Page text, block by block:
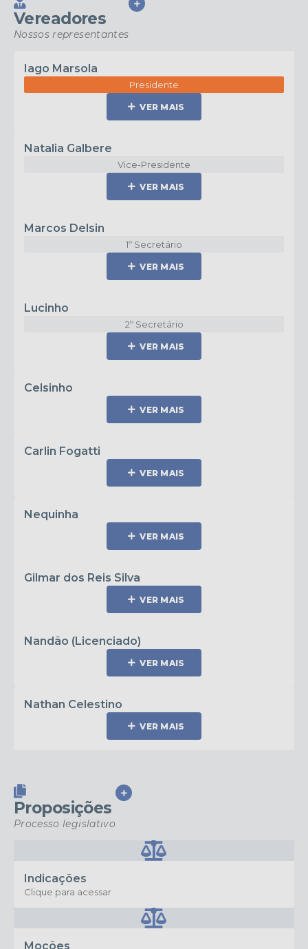
implantação de
loteamento residencial de
Vereadores
Nossos representantes
Iago Marsola
Presidente
VER MAIS
Natalia Galbere
Vice-Presidente
VER MAIS
Marcos Delsin
1º Secretário
VER MAIS
Lucinho
2º Secretário
VER MAIS
Celsinho
VER MAIS
Carlin Fogatti
VER MAIS
Nequinha
VER MAIS
Gilmar dos Reis Silva
VER MAIS
Nandão (Licenciado)
VER MAIS
Nathan Celestino
VER MAIS
Proposições
Processo legislativo
Indicações
Clique para acessar
Moções